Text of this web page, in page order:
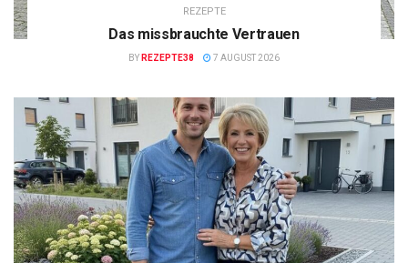
REZEPTE
Das missbrauchte Vertrauen
BY REZEPTE38 7 AUGUST 2026